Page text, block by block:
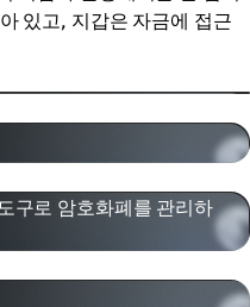
있고, 지갑은 자금에 접근
구로 암호화폐를 관리하